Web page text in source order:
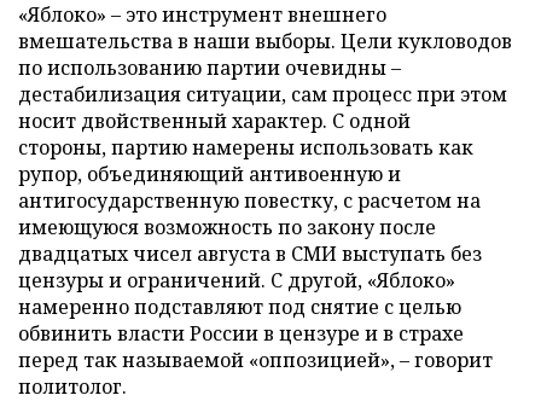
«Яблоко» – это инструмент внешнего
вмешательства в наши выборы. Цели кукловодов
по использованию партии очевидны –
дестабилизация ситуации, сам процесс при этом
носит двойственный характер. С одной
стороны, партию намерены использовать как
рупор, объединяющий антивоенную и
антигосударственную повестку, с расчетом на
имеющуюся возможность по закону после
двадцатых чисел августа в СМИ выступать без
цензуры и ограничений. С другой, «Яблоко»
намеренно подставляют под снятие с целью
обвинить власти России в цензуре и в страхе
перед так называемой «оппозицией», – говорит
политолог.